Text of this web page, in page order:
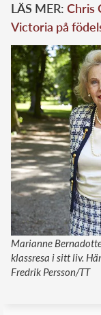
LÄS MER: Chris
Victoria på
Marianne
klassresa i sitt liv.
Fredrik Persson/TT